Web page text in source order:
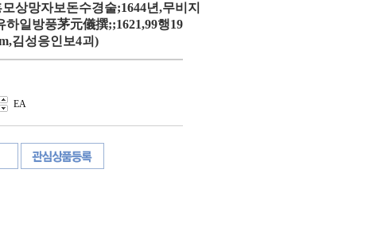
상망자보돈수경술;1644년,무비지
하일방풍茅元儀撰;;1621,99행19
김성응인보4괴)
EA